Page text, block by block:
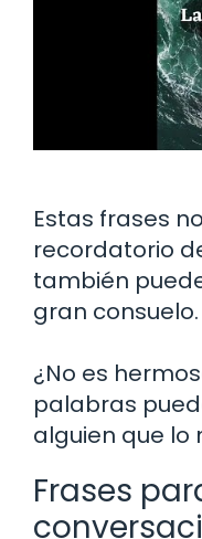
Estas frases
recordatorio
también
gran consuelo.
¿No es
palabras
alguien que lo
Frases